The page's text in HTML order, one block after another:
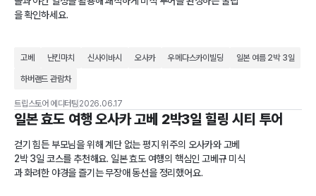
을 확인하세요.
고베 난킨마치 신사이바시 오사카 우메다스카이빌딩 일본 여름 2박 3일
하버랜드 관람차
트립스토어 에디터팀 2026.06.17
일본 효도 여행 오사카 고베 2박3일 힐링 시티 투어
걷기 힘든 부모님을 위해 계단 없는 평지 위주의 오사카와 고베
2박 3일 코스를 추천해요. 일본 효도 여행의 핵심인 고베규 미식
과 화려한 야경을 즐기는 무장애 동선을 정리했어요.